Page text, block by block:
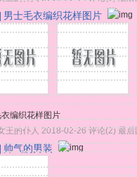
男士毛衣编织花样图片
衣编织花样图片
王的仆人 2018-02-26 评论(2) 最后
帅气的男装